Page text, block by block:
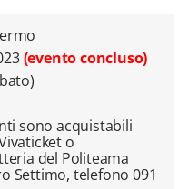
(evento concluso)
sono acquistabili
o
del Politeama
Settimo, telefono 091